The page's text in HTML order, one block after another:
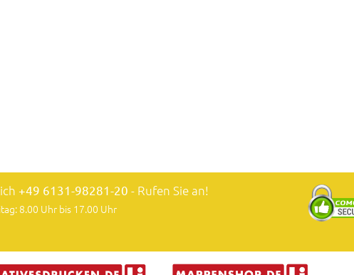
+49 6131-98281-20 - Rufen Sie an!
8.00 Uhr bis 17.00 Uhr